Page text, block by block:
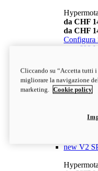
da CHF
da CHF
Configura
698
da CHF
Configura
newV2
da CHF
new V2
Cliccando su “Accetta tutti
migliorare la navigazione
marketing.
Cookie policy